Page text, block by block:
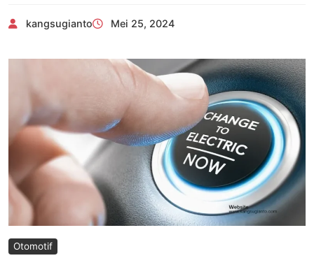
Durian
Medan
Menu
Lain
kangsugianto Mei 25, 2024
Otomotif